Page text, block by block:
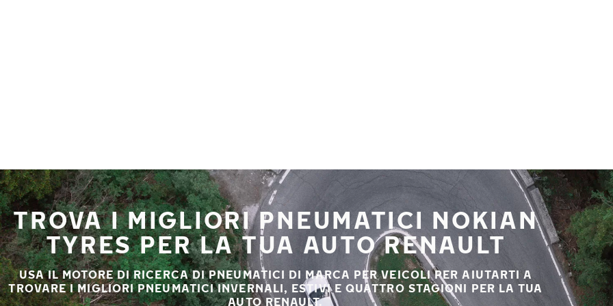
TROVA I MIGLIORI PNEUMATICI NOKIAN
TYRES PER LA TUA AUTO RENAULT
USA IL MOTORE DI RICERCA DI PNEUMATICI DI MARCA PER VEICOLI PER AIUTARTI A
TROVARE I MIGLIORI PNEUMATICI INVERNALI, ESTIVI E QUATTRO STAGIONI PER LA TUA
AUTO RENAULT.